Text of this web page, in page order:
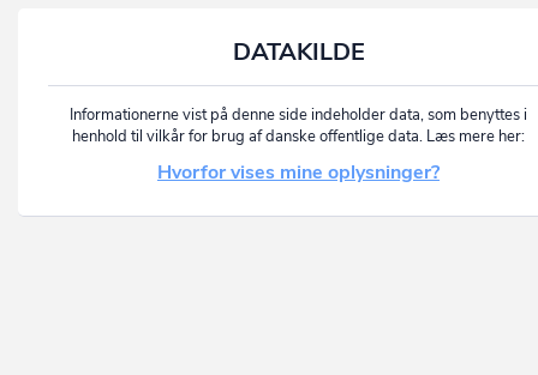
DATAKILDE
Informationerne vist på denne side indeholder data, som benyttes i
henhold til vilkår for brug af danske offentlige data. Læs mere her:
Hvorfor vises mine oplysninger?